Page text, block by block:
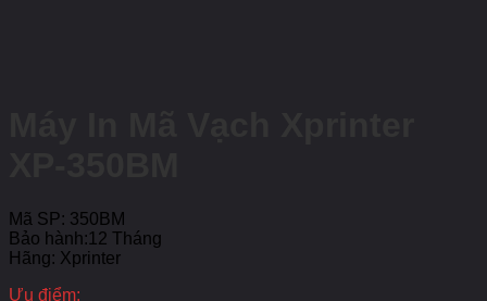
Mã SP: 350BM
Bảo hành:12 Tháng
Hãng: Xprinter
Ưu điểm: